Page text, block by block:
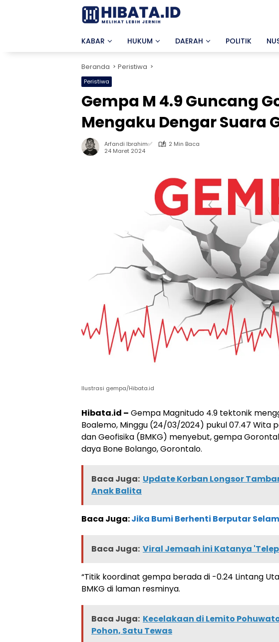
KABAR HUKUM DAERAH POLITIK
Beranda Peristiwa
Peristiwa
Gempa M 4.9 Guncang
Mengaku Dengar Suara
Arfandi Ibrahim✅
2 Min Baca
24 Maret 2024
Ilustrasi gempa/Hibata.id
Hibata.id – Gempa Magnitudo 4.9 tektonik
Boalemo, Minggu (24/03/2024) pukul 07.47 Wita
dan Geofisika (BMKG) menyebut, gempa
daya Bone Bolango, Gorontalo.
Baca Juga: Update Korban Longsor
Anak Balita
Baca Juga:Jika Bumi Berhenti Berputar
Baca Juga: Viral Jemaah ini Katanya
“Titik koordinat gempa berada di -0.24 Lintang
BMKG di laman resminya.
Baca Juga: Kecelakaan di Lemito
Pohon, Satu Tewas